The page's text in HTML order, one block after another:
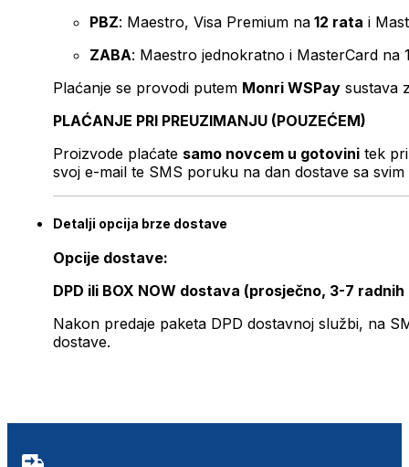
PBZ: Maestro, Visa Premium na 12 rata i
ZABA: Maestro jednokratno i MasterCard na
Plaćanje se provodi putem Monri WSPay sustava
PLAĆANJE PRI PREUZIMANJU (POUZEĆEM)
Proizvode plaćate samo novcem u gotovini tek
svoj e-mail te SMS poruku na dan dostave sa svim
Detalji opcija brze dostave
Opcije dostave:
DPD ili BOX NOW dostava (prosječno, 3-7 radnih
Nakon predaje paketa DPD dostavnoj službi, na
dostave.